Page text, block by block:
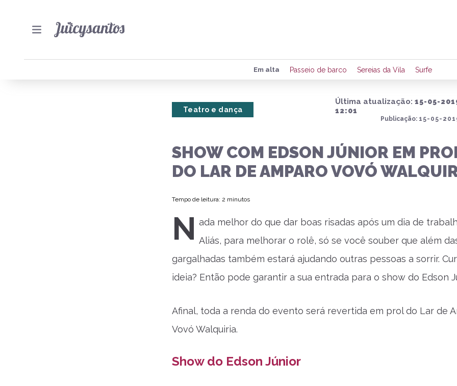
Preencha seus dados para
de eventos e notícias da
Em alta Passeio de barco Sereias da Vila Surfe
Última atualização: 15-05-
12:01
Publicação: 15-05-
Teatro e dança
SHOW COM EDSON JÚNIOR EM
DO LAR DE AMPARO VOVÓ
Tempo de leitura: 2 minutos
N ada melhor do que dar boas risadas após um dia de
Aliás, para melhorar o rolê, só se você souber que além
gargalhadas também estará ajudando outras pessoas a sorrir.
ideia? Então pode garantir a sua entrada para o show do Edson
Afinal, toda a renda do evento será revertida em prol do Lar de
Vovó Walquiria.
Show do Edson Júnior